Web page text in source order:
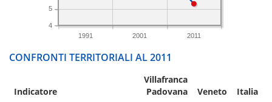
1991 2001 2011
4
5
CONFRONTI TERRITORIALI AL 2011
Indicatore
Villafranca
Padovana
Veneto Italia